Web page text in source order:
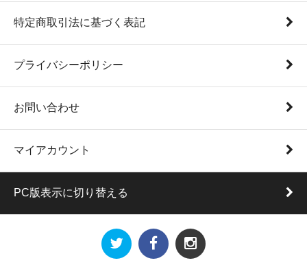
特定商取引法に基づく表記
プライバシーポリシー
お問い合わせ
マイアカウント
PC版表示に切り替える